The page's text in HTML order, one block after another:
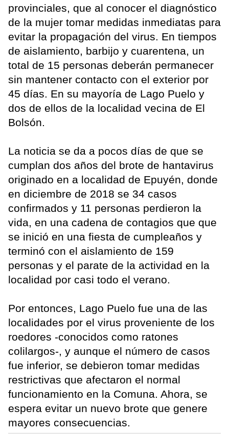
provinciales, que al conocer el diagnóstico
de la mujer tomar medidas inmediatas para
evitar la propagación del virus. En tiempos
de aislamiento, barbijo y cuarentena, un
total de 15 personas deberán permanecer
sin mantener contacto con el exterior por
45 días. En su mayoría de Lago Puelo y
dos de ellos de la localidad vecina de El
Bolsón.
La noticia se da a pocos días de que se
cumplan dos años del brote de hantavirus
originado en a localidad de Epuyén, donde
en diciembre de 2018 se 34 casos
confirmados y 11 personas perdieron la
vida, en una cadena de contagios que que
se inició en una fiesta de cumpleaños y
terminó con el aislamiento de 159
personas y el parate de la actividad en la
localidad por casi todo el verano.
Por entonces, Lago Puelo fue una de las
localidades por el virus proveniente de los
roedores -conocidos como ratones
colilargos-, y aunque el número de casos
fue inferior, se debieron tomar medidas
restrictivas que afectaron el normal
funcionamiento en la Comuna. Ahora, se
espera evitar un nuevo brote que genere
mayores consecuencias.